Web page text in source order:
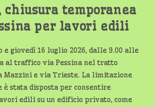
chiusura temporanea
per lavori edili
e giovedì 16 luglio 2026, dalle 9.00 alle
al traffico via Pessina nel tratto
Mazzini e via Trieste. La limitazione
stata disposta per consentire
edili su un edificio privato, come